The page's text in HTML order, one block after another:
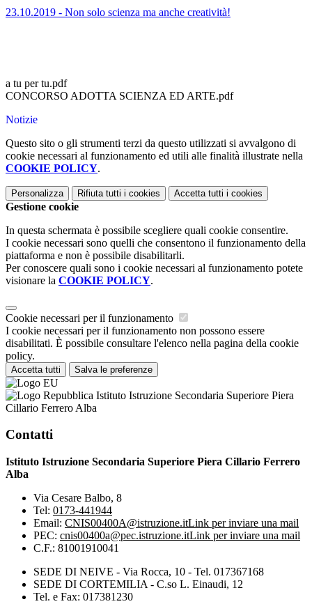
23.10.2019 - Non solo scienza ma anche creatività!
a tu per tu.pdf
CONCORSO ADOTTA SCIENZA ED ARTE.pdf
Notizie
Questo sito o gli strumenti terzi da questo utilizzati si avvalgono di
cookie necessari al funzionamento ed utili alle finalità illustrate nella
COOKIE POLICY.
Personalizza Rifiuta tutti i cookies Accetta tutti i cookies
Gestione cookie
In questa schermata è possibile scegliere quali cookie consentire.
I cookie necessari sono quelli che consentono il funzionamento della
piattaforma e non è possibile disabilitarli.
Per conoscere quali sono i cookie necessari al funzionamento potete
visionare la COOKIE POLICY.
Cookie necessari per il funzionamento
I cookie necessari per il funzionamento non possono essere
disabilitati. È possibile consultare l'elenco nella pagina della cookie
policy.
Accetta tutti Salva le preferenze
Istituto Istruzione Secondaria Superiore Piera
Cillario Ferrero Alba
Contatti
Istituto Istruzione Secondaria Superiore Piera Cillario Ferrero
Alba
Via Cesare Balbo, 8
Tel: 0173-441944
Email: CNIS00400A@istruzione.itLink per inviare una mail
PEC: cnis00400a@pec.istruzione.itLink per inviare una mail
C.F.: 81001910041
SEDE DI NEIVE - Via Rocca, 10 - Tel. 017367168
SEDE DI CORTEMILIA - C.so L. Einaudi, 12
Tel. e Fax: 017381230